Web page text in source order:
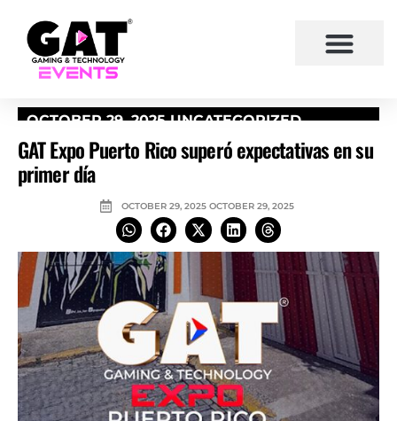
OCTOBER 29, 2025 UNCATEGORIZED
GAT Expo Puerto Rico superó expectativas en su
primer día
OCTOBER 29, 2025 OCTOBER 29, 2025